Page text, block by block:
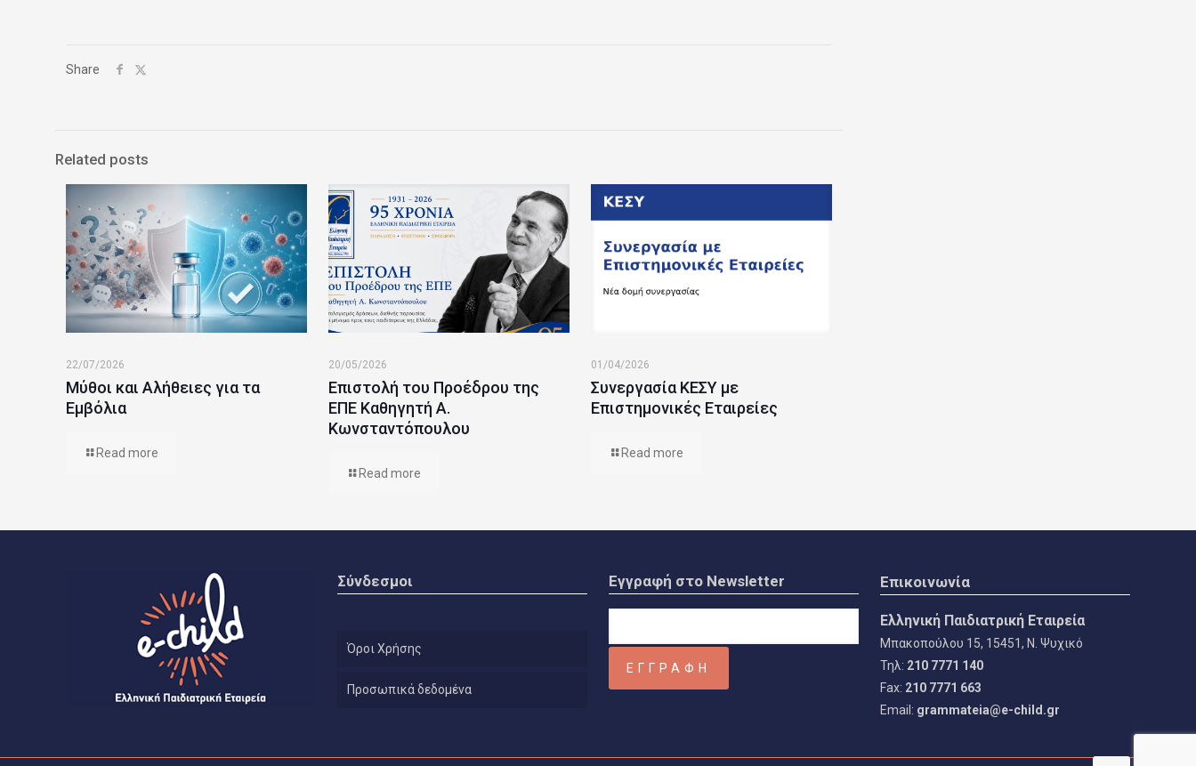
Share
Related posts
22/07/2026
Μύθοι και Αλήθειες για τα
Εμβόλια
Read more
20/05/2026
Επιστολή του Προέδρου της
ΕΠΕ Καθηγητή Α.
Κωνσταντόπουλου
Read more
01/04/2026
Συνεργασία ΚΕΣΥ με
Επιστημονικές Εταιρείες
Read more
Σύνδεσμοι
Όροι Χρήσης
Προσωπικά δεδομένα
Εγγραφή στο Newsletter Επικοινωνία
Ελληνική Παιδιατρική Εταιρεία
Μπακοπούλου 15, 15451, Ν. Ψυχικό
Τηλ: 210 7771 140
Fax: 210 7771 663
Email: grammateia@e-child.gr